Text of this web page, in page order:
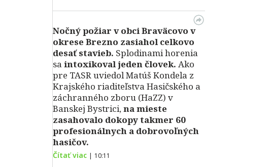
Nočný požiar v obci Braväcovo v
okrese Brezno zasiahol celkovo
desať stavieb. Splodinami horenia
sa intoxikoval jeden človek. Ako
pre TASR uviedol Matúš Kondela z
Krajského riaditeľstva Hasičského a
záchranného zboru (HaZZ) v
Banskej Bystrici,na mieste
zasahovalo dokopy takmer 60
profesionálnych a dobrovoľných
hasičov.
Čítať viac | 10:11